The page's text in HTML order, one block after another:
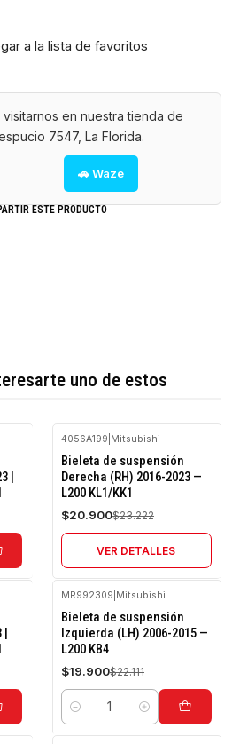
a la lista de favoritos
en nuestra tienda de
7547, La Florida.
🚗 Waze
ESTE PRODUCTO
uno de estos
|
-10%
OFF
Agotado
4056A199 Mitsubishi
Bieleta de suspensión
Derecha (RH) 2016-2023 —
L200 KL1/KK1
$20.900$23.222
VER DETALLES
|
-10%
OFF
MR992309 Mitsubishi
Bieleta de suspensión
Izquierda (LH) 2006-2015 —
L200 KB4
$19.900$22.111
Cantidad